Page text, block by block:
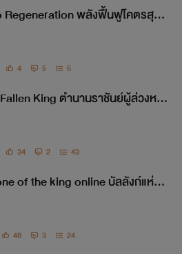
Regeneration พลังฟื้นฟูโคตรสุดย
4 5 5
King ตำนานราชันย์ผู้ล่วงหล่
34 2 43
of the king online บัลลังก์แห่งร
48 3 24